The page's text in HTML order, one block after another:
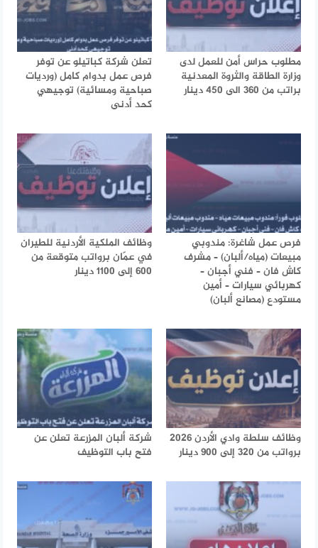
مطلوب حراس أمن للعمل لدى
وزارة الطاقة والثروة المعدنية
براتب من 360 الى 450 دينار
تعلن شركة كباتيلو عن توفر
فرص عمل بدوام كامل (ورديات
صباحية ومسائية) توجيهي
كحد أدنى
فرص عمل شاغرة: مندوبي
مبيعات (مياه/ألبان) – مشرف
كاش فان – فني أجبان –
كهربائي سيارات – أمين
مستودع (مصانع ألبان)
وظائف الملكية الأردنية للطيران
في عمّان برواتب متوقعة من
600 إلى 1100 دينار
وظائف سلطة وادي الأردن 2026
برواتب من 320 إلى 900 دينار
شركة ألبان المزرعة تعلن عن
فتح باب التوظيف